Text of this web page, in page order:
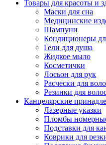
Товары для красоты и
Маски для сна
Медицинские
Шампуни
Кондиционеры
Гели для душа
Жидкое мыло
Косметички
Лосьон для рук
Расчески для
Резинки для
Канцелярские
Лазерные указки
Пломбы
Подставки для
Коврики для